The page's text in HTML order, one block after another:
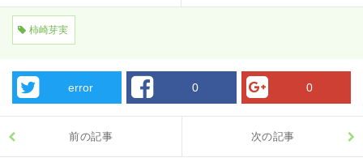
柿崎芽実
error 0 0
前の記事 次の記事